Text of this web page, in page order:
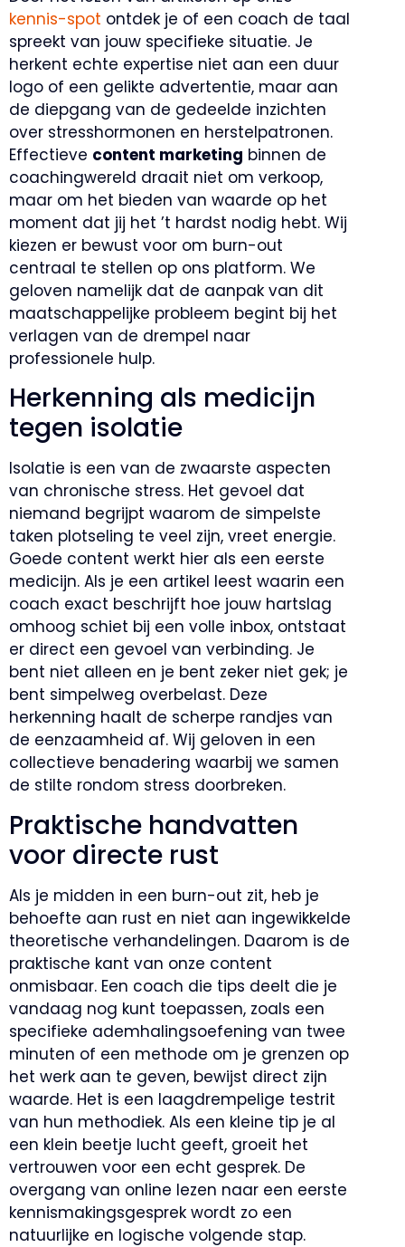
kennis-spot ontdek je of een coach de taal
spreekt van jouw specifieke situatie. Je
herkent echte expertise niet aan een duur
logo of een gelikte advertentie, maar aan
de diepgang van de gedeelde inzichten
over stresshormonen en herstelpatronen.
Effectieve content marketing binnen de
coachingwereld draait niet om verkoop,
maar om het bieden van waarde op het
moment dat jij het ’t hardst nodig hebt. Wij
kiezen er bewust voor om burn-out
centraal te stellen op ons platform. We
geloven namelijk dat de aanpak van dit
maatschappelijke probleem begint bij het
verlagen van de drempel naar
professionele hulp.
Herkenning als medicijn
tegen isolatie
Isolatie is een van de zwaarste aspecten
van chronische stress. Het gevoel dat
niemand begrijpt waarom de simpelste
taken plotseling te veel zijn, vreet energie.
Goede content werkt hier als een eerste
medicijn. Als je een artikel leest waarin een
coach exact beschrijft hoe jouw hartslag
omhoog schiet bij een volle inbox, ontstaat
er direct een gevoel van verbinding. Je
bent niet alleen en je bent zeker niet gek; je
bent simpelweg overbelast. Deze
herkenning haalt de scherpe randjes van
de eenzaamheid af. Wij geloven in een
collectieve benadering waarbij we samen
de stilte rondom stress doorbreken.
Praktische handvatten
voor directe rust
Als je midden in een burn-out zit, heb je
behoefte aan rust en niet aan ingewikkelde
theoretische verhandelingen. Daarom is de
praktische kant van onze content
onmisbaar. Een coach die tips deelt die je
vandaag nog kunt toepassen, zoals een
specifieke ademhalingsoefening van twee
minuten of een methode om je grenzen op
het werk aan te geven, bewijst direct zijn
waarde. Het is een laagdrempelige testrit
van hun methodiek. Als een kleine tip je al
een klein beetje lucht geeft, groeit het
vertrouwen voor een echt gesprek. De
overgang van online lezen naar een eerste
kennismakingsgesprek wordt zo een
natuurlijke en logische volgende stap.